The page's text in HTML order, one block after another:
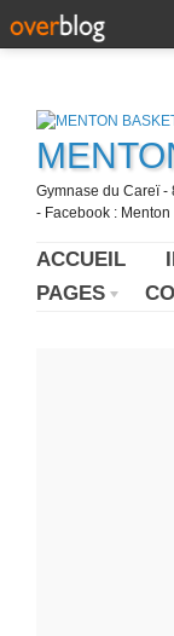
Gymnase du Careï -
- Facebook :
ACCUEIL
PAGES